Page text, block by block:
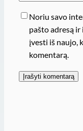
Noriu savo
pašto adresą
įvesti iš naujo,
komentarą.